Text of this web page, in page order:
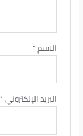
الاسم*
البريد الإلكتروني*